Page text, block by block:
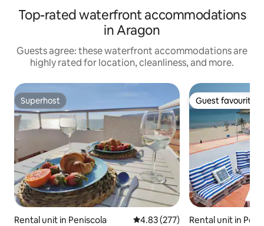
Top-rated waterfront accommodations
in Aragon
Guests agree: these waterfront accommodations are
highly rated for location, cleanliness, and more.
Superhost
Superhost
Rental unit in Peniscola 4.83 out of 5 average rating,
4.83 (277)
Guest favourite
Guest favourite
Rental unit in